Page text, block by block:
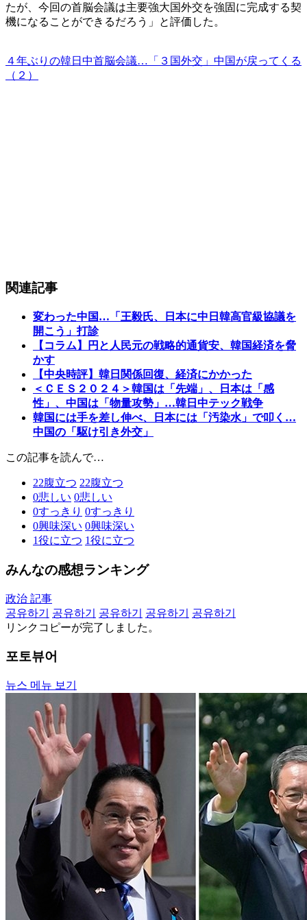
たが、今回の首脳会議は主要強大国外交を強固に完成する契
機になることができるだろう」と評価した。
４年ぶりの韓日中首脳会議…「３国外交」中国が戻ってくる
（２）
関連記事
変わった中国…「王毅氏、日本に中日韓高官級協議を
開こう」打診
【コラム】円と人民元の戦略的通貨安、韓国経済を脅
かす
【中央時評】韓日関係回復、経済にかかった
＜ＣＥＳ２０２４＞韓国は「先端」、日本は「感
性」、中国は「物量攻勢」…韓日中テック戦争
韓国には手を差し伸べ、日本には「汚染水」で叩く…
中国の「駆け引き外交」
この記事を読んで…
22腹立つ 22腹立つ
0悲しい 0悲しい
0すっきり 0すっきり
0興味深い 0興味深い
1役に立つ 1役に立つ
みんなの感想ランキング
政治 記事
공유하기
공유하기 공유하기 공유하기
공유하기
リンクコピーが完了しました。
포토뷰어
뉴스 메뉴 보기